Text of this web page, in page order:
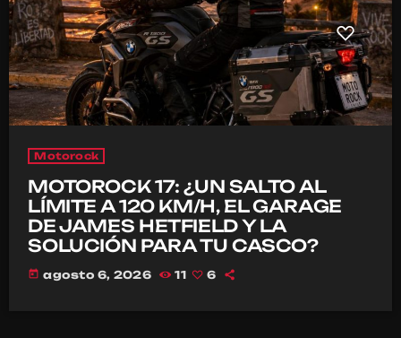
Motorock
MOTOROCK 17: ¿UN SALTO AL
LÍMITE A 120 KM/H, EL GARAGE
DE JAMES HETFIELD Y LA
SOLUCIÓN PARA TU CASCO?
today agosto 6, 2026 11 6